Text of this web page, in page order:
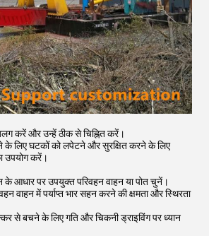
करें और उन्हें ठीक से चिह्नित करें।
के लिए घटकों को लपेटने और सुरक्षित करने के लिए
उपयोग करें।
आधार पर उपयुक्त परिवहन वाहन या पोत चुनें।
वाहन में पर्याप्त भार सहन करने की क्षमता और स्थिरता
से बचने के लिए गति और चिकनी ड्राइविंग पर ध्यान